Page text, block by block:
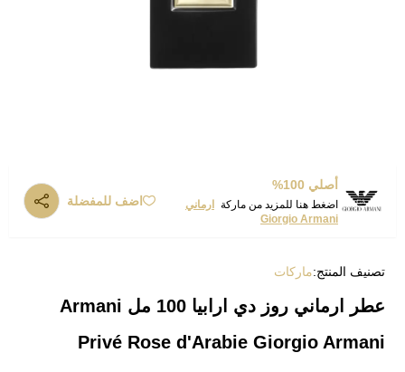
أصلي 100%
اضغط هنا للمزيد من ماركة
ارماني
Giorgio Armani
اضف للمفضلة
تصنيف المنتج:ماركات
عطر ارماني روز دي ارابيا 100 مل Armani
Privé Rose d'Arabie Giorgio Armani